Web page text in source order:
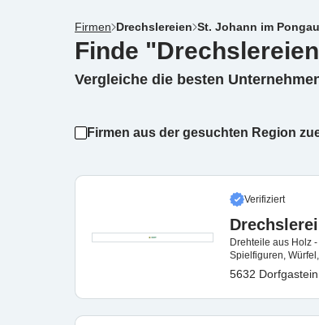
Firmen Drechslereien St. Johann im Pongau
Finde
Vergleiche die besten
Firmen aus der gesuchten Region
Verifiziert
Drehteile aus Holz
Spielfiguren,
5632 Dorfgastein